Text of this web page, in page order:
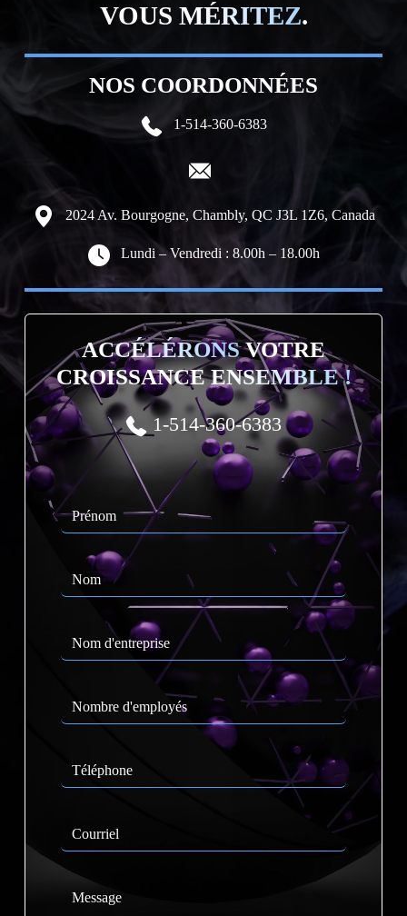
VOUS MÉRITEZ.
NOS COORDONNÉES
1-514-360-6383
2024 Av. Bourgogne, Chambly, QC J3L 1Z6, Canada
Lundi – Vendredi : 8.00h – 18.00h
ACCÉLÉRONSVOTRE
CROISSANCEENSEMBLE !
1-514-360-6383